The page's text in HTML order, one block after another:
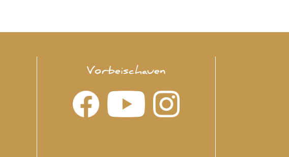
Vorbeischauen